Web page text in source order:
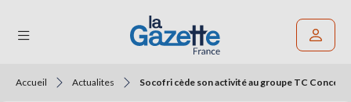
Accueil Actualites Socofri cède son activité au groupe TC Concept